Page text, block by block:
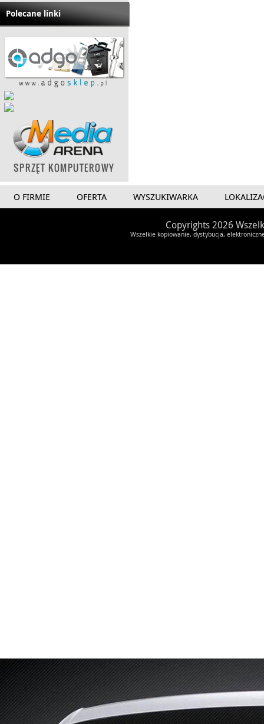
Polecane linki
O FIRMIE OFERTA WYSZUKIWARKA
Copyrights 2026
Wszelkie kopiowanie, dystybucja,